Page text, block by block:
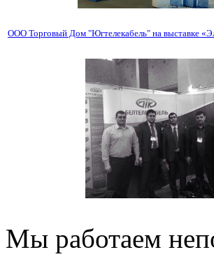
ООО Торговый Дом "Югтелекабель" на выставке
Мы работаем